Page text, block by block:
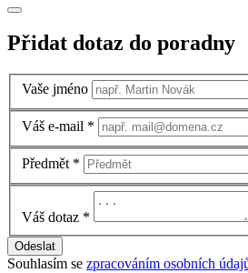
Přidat dotaz do poradny
Vaše jméno
Váš e-mail *
Předmět *
Váš dotaz *
Odeslat
Souhlasím se zpracováním osobních